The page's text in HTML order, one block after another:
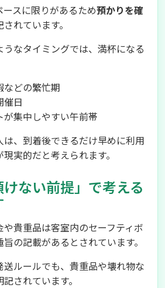
スに限りがあるため預かりを確
れています。
うなタイミングでは、満杯になる
などの繁忙期
催日
が集中しやすい午前帯
、到着後できるだけ早めに利用
実的だと考えられます。
ない前提」で考える
貴重品は客室内のセーフティボ
の記載があるとされています。
送ルールでも、貴重品や壊れ物な
されています。